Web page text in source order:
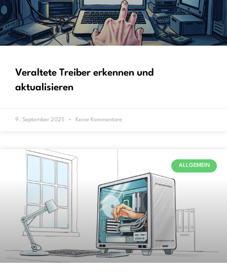
Veraltete Treiber erkennen und
aktualisieren
9. September 2025 Keine Kommentare
ALLGEMEIN